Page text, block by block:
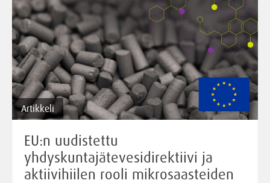
Artikkeli
EU:n uudistettu
yhdyskuntajätevesidirektiivi ja
aktiivihiilen rooli mikrosaasteiden